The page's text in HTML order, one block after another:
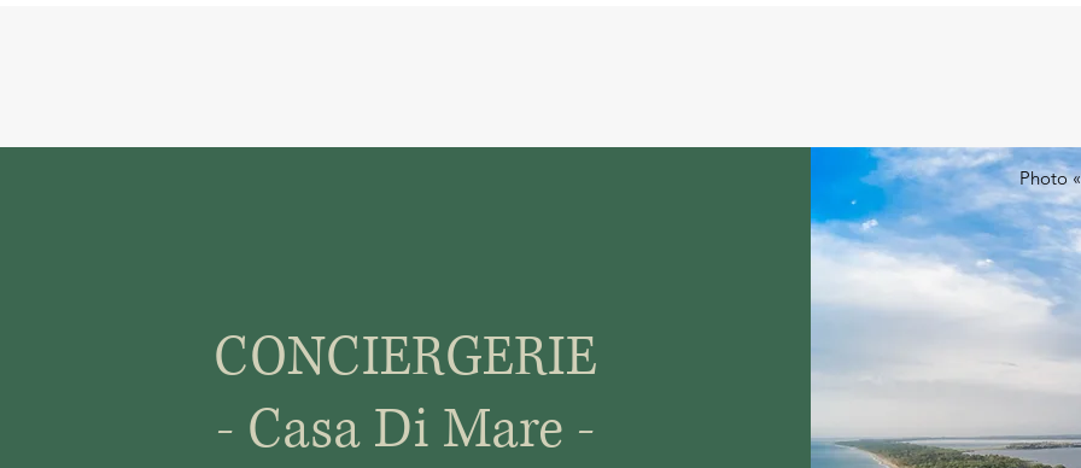
CONCIERGERIE
- Casa Di Mare -
Photo